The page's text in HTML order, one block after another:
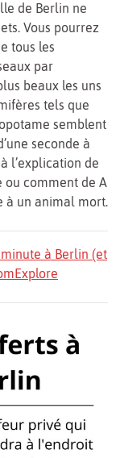
de Berlin ne
Vous pourrez
tous les
par
beaux les uns
tels que
semblent
seconde à
l’explication de
ou comment de A
à un animal mort.
à Berlin (et